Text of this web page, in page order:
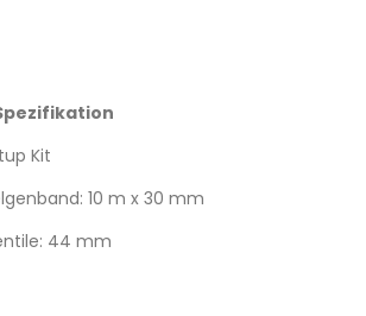
Kit
10 m x 30 mm
44 mm